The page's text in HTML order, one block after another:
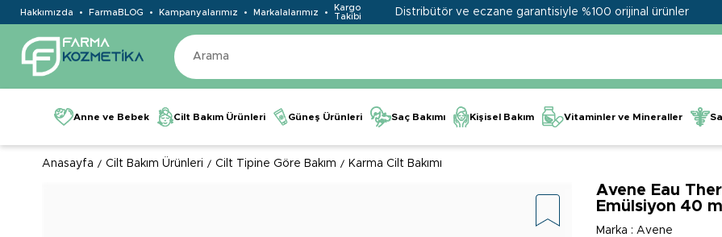
Hakkımızda FarmaBLOG Kampanyalarımız Markalalarımız
Kargo
Takibi
Distribütör ve eczane garantisiyle %100 orijinal ürünler
Anne ve Bebek Cilt Bakım Ürünleri Güneş Ürünleri Saç Bakımı Kişisel Bakım Vitaminler ve Mineraller
Anasayfa Cilt Bakım Ürünleri Cilt Tipine Göre Bakım Karma Cilt Bakımı
Avene Eau
Emülsiyon 40 ml
Marka : Avene